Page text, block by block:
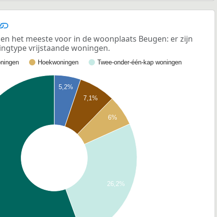
het meeste voor in de woonplaats Beugen: er zijn
vrijstaande woningen.
Hoekwoningen Twee-onder-één-kap woningen
5,2%
7,1%
6%
26,2%